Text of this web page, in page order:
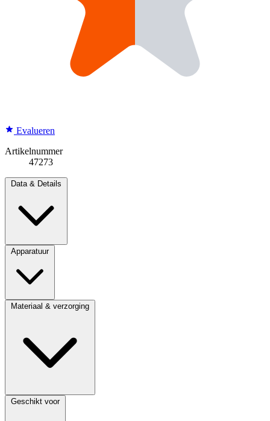
Evalueren
Artikelnummer
47273
Data & Details
Apparatuur
Materiaal & verzorging
Geschikt voor